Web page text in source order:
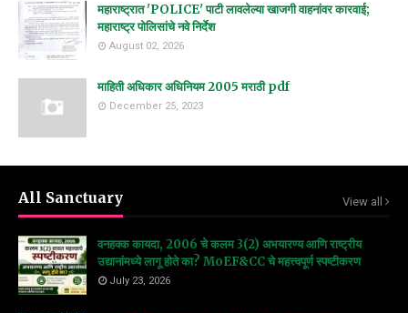
महाराष्ट्रात 'POLICE' पाटी लावलेल्या खाजगी वाहनांवर कारवाई;
महाराष्ट्र पोलिसांचे नवे निर्देश
August 02, 2026
माहिती अधिकार अधिनियम 2005 मराठी pdf
December 25, 2023
All Sanctuary View all
वनहक्क कायदा, 2006 चे कलम 3(2) अभयारण्य आणि राष्ट्रीय
उद्यानांमध्ये लागू होते का? MoEF&CC चे महत्त्वपूर्ण स्पष्टीकरण
July 23, 2026